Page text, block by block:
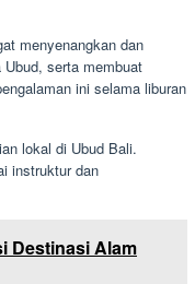
menyenangkan dan
serta membuat
ini selama liburan
lokal di Ubud Bali.
instruktur dan
Destinasi Alam